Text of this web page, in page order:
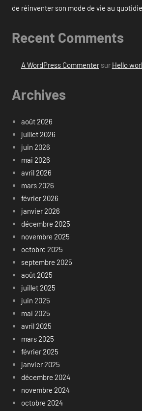
de réinventer son mode de vie au
Recent Comments
A WordPress Commentersur Hello
Archives
août 2026
juillet 2026
juin 2026
mai 2026
avril 2026
mars 2026
février 2026
janvier 2026
décembre 2025
novembre 2025
octobre 2025
septembre 2025
août 2025
juillet 2025
juin 2025
mai 2025
avril 2025
mars 2025
février 2025
janvier 2025
décembre 2024
novembre 2024
octobre 2024